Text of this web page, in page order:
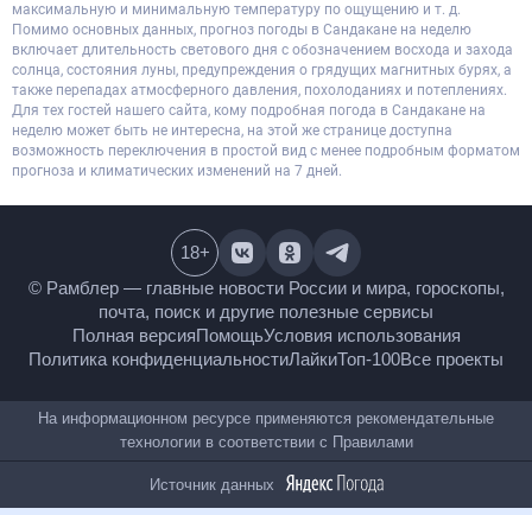
максимальную и минимальную температуру по ощущению и т. д.
Помимо основных данных, прогноз погоды в Сандакане на неделю
включает длительность светового дня с обозначением восхода и захода
солнца, состояния луны, предупреждения о грядущих магнитных бурях, а
также перепадах атмосферного давления, похолоданиях и потеплениях.
Для тех гостей нашего сайта, кому подробная погода в Сандакане на
неделю может быть не интересна, на этой же странице доступна
возможность переключения в простой вид с менее подробным форматом
прогноза и климатических изменений на 7 дней.
© Рамблер — главные новости России и мира,
гороскопы, почта, поиск и другие полезные сервисы
Полная версияПомощьУсловия использования
Политика конфиденциальностиЛайкиТоп-100
18+
На информационном ресурсе применяются
рекомендательные технологии в соответствии сПравилами
Источник данных